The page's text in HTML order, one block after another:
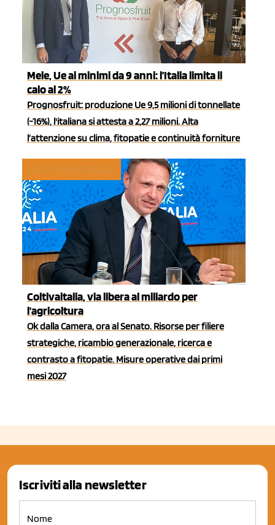
Mele, Ue ai minimi da 9 anni: l’Italia limita il
calo al 2%
Prognosfruit: produzione Ue 9,5 milioni di tonnellate
(-16%), l'italiana si attesta a 2,27 milioni. Alta
l’attenzione su clima, fitopatie e continuità forniture
Coltivaitalia, via libera al miliardo per
l'agricoltura
Ok dalla Camera, ora al Senato. Risorse per filiere
strategiche, ricambio generazionale, ricerca e
contrasto a fitopatie. Misure operative dai primi
mesi 2027
Iscriviti alla newsletter